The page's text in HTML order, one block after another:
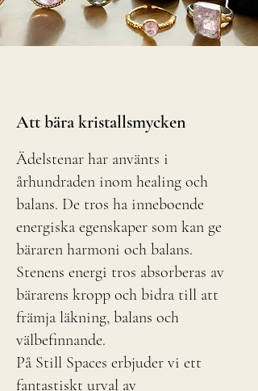
Att bära kristallsmycken
Ädelstenar har använts i
århundraden inom healing och
balans. De tros ha inneboende
energiska egenskaper som kan ge
bäraren harmoni och balans.
Stenens energi tros absorberas av
bärarens kropp och bidra till att
främja läkning, balans och
välbefinnande.
På Still Spaces erbjuder vi ett
fantastiskt urval av